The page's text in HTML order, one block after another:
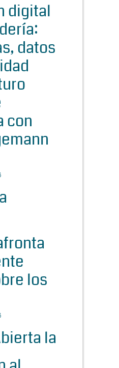
digital
datos
con
los
la